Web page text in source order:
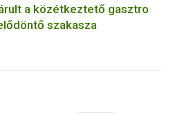
a közétkeztető gasztro
szakasza